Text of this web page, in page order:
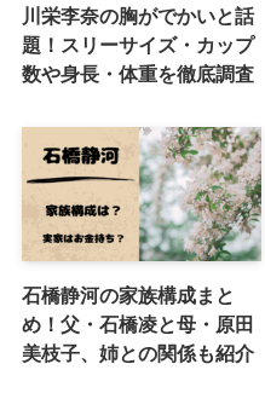
川栄李奈の胸がでかいと話
題！スリーサイズ・カップ
数や身長・体重を徹底調査
石橋静河の家族構成まと
め！父・石橋凌と母・原田
美枝子、姉との関係も紹介